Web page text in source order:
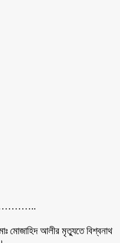
মোজাহিদ আলীর মৃত্যুতে বিশ্বনাথ